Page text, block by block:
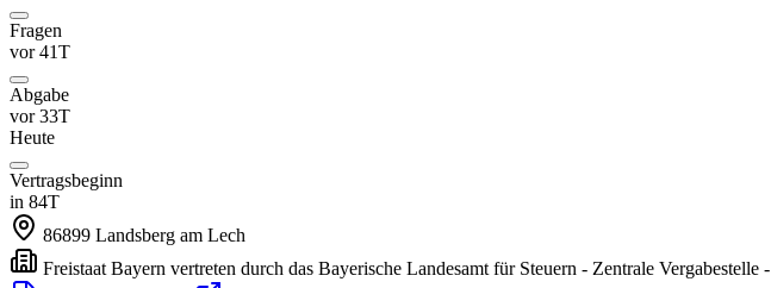
Fragen
vor 41T
Abgabe
vor 33T
Heute
Vertragsbeginn
in 84T
86899 Landsberg am Lech
Freistaat Bayern vertreten durch das Bayerische Landesamt für Steuern - Zentrale Vergabestelle -